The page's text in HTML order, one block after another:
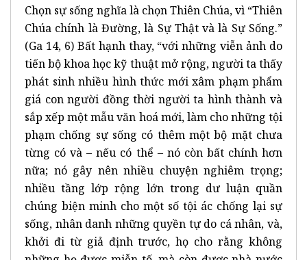
Chọn sự sống nghĩa là chọn Thiên Chúa, vì “Thiên
Chúa chính là Đường, là Sự Thật và là Sự Sống.”
(Ga 14, 6) Bất hạnh thay, “với những viễn ảnh do
tiến bộ khoa học kỹ thuật mở rộng, người ta thấy
phát sinh nhiều hình thức mới xâm phạm phẩm
giá con người đồng thời người ta hình thành và
sắp xếp một mẫu văn hoá mới, làm cho những tội
phạm chống sự sống có thêm một bộ mặt chưa
từng có và – nếu có thể – nó còn bất chính hơn
nữa; nó gây nên nhiều chuyện nghiêm trọng;
nhiều tầng lớp rộng lớn trong dư luận quần
chúng biện minh cho một số tội ác chống lại sự
sống, nhân danh những quyền tự do cá nhân, và,
khởi đi từ giả định trước, họ cho rằng không